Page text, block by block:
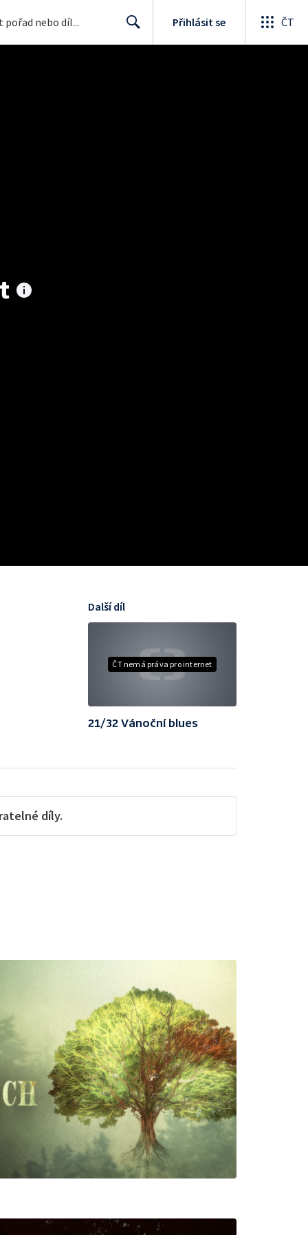
Přihlásit se ČT
ČT nemá práva pro internet
Další díl
21/32 Vánoční blues
díly.